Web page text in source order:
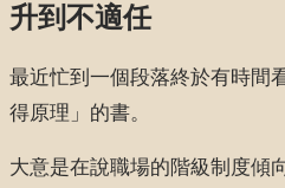
升到不適任
最近忙到一個段落終於有時間
得原理」的書。
大意是在說職場的階級制度傾